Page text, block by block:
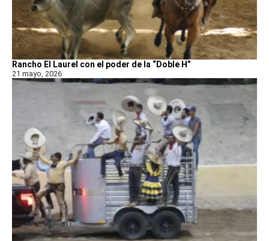
Rancho El Laurel con el poder de la “Doble H”
21 mayo, 2026